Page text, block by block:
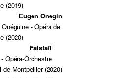
(2019)
Eugen Onegin
Onéguine - Opéra de
(2020)
Falstaff
Opéra-Orchestre
de Montpellier (2020)